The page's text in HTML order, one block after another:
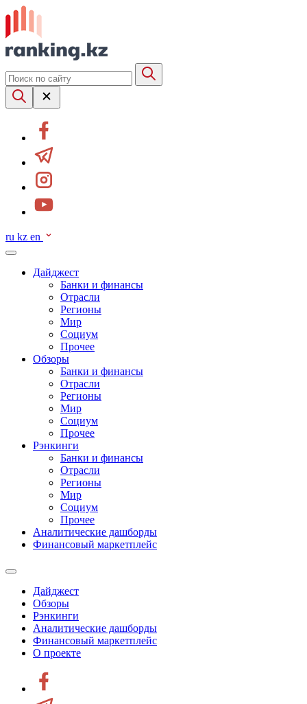
ru kz en
Дайджест
Банки и финансы
Отрасли
Регионы
Мир
Социум
Прочее
Обзоры
Банки и финансы
Отрасли
Регионы
Мир
Социум
Прочее
Рэнкинги
Банки и финансы
Отрасли
Регионы
Мир
Социум
Прочее
Аналитические дашборды
Финансовый маркетплейс
Дайджест
Обзоры
Рэнкинги
Аналитические дашборды
Финансовый маркетплейс
О проекте